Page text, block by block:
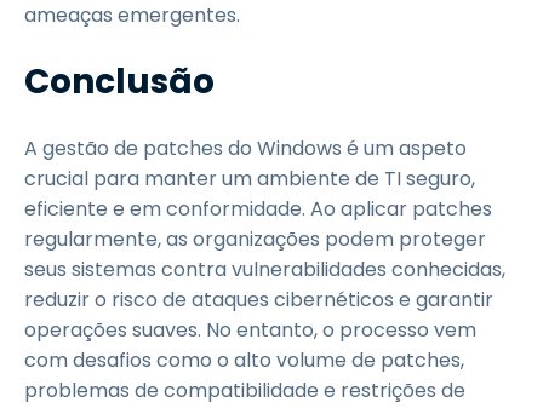
ameaças emergentes.
Conclusão
A gestão de patches do Windows é um aspeto
crucial para manter um ambiente de TI seguro,
eficiente e em conformidade. Ao aplicar patches
regularmente, as organizações podem proteger
seus sistemas contra vulnerabilidades conhecidas,
reduzir o risco de ataques cibernéticos e garantir
operações suaves. No entanto, o processo vem
com desafios como o alto volume de patches,
problemas de compatibilidade e restrições de